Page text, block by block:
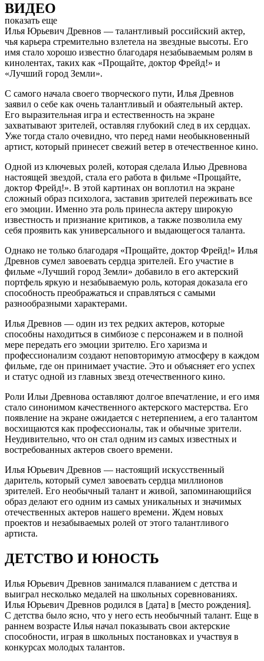
ВИДЕО
показать еще
Илья Юрьевич Древнов — талантливый российский актер,
чья карьера стремительно взлетела на звездные высоты. Его
имя стало хорошо известно благодаря незабываемым ролям в
кинолентах, таких как «Прощайте, доктор Фрейд!» и
«Лучший город Земли».
С самого начала своего творческого пути, Илья Древнов
заявил о себе как очень талантливый и обаятельный актер.
Его выразительная игра и естественность на экране
захватывают зрителей, оставляя глубокий след в их сердцах.
Уже тогда стало очевидно, что перед нами необыкновенный
артист, который принесет свежий ветер в отечественное кино.
Одной из ключевых ролей, которая сделала Илью Древнова
настоящей звездой, стала его работа в фильме «Прощайте,
доктор Фрейд!». В этой картинах он воплотил на экране
сложный образ психолога, заставив зрителей переживать все
его эмоции. Именно эта роль принесла актеру широкую
известность и признание критиков, а также позволила ему
себя проявить как универсального и выдающегося таланта.
Однако не только благодаря «Прощайте, доктор Фрейд!» Илья
Древнов сумел завоевать сердца зрителей. Его участие в
фильме «Лучший город Земли» добавило в его актерский
портфель яркую и незабываемую роль, которая доказала его
способность преображаться и справляться с самыми
разнообразными характерами.
Илья Древнов — один из тех редких актеров, которые
способны находиться в симбиозе с персонажем и в полной
мере передать его эмоции зрителю. Его харизма и
профессионализм создают неповторимую атмосферу в каждом
фильме, где он принимает участие. Это и объясняет его успех
и статус одной из главных звезд отечественного кино.
Роли Ильи Древнова оставляют долгое впечатление, и его имя
стало синонимом качественного актерского мастерства. Его
появление на экране ожидается с нетерпением, а его талантом
восхищаются как профессионалы, так и обычные зрители.
Неудивительно, что он стал одним из самых известных и
востребованных актеров своего времени.
Илья Юрьевич Древнов — настоящий искусственный
даритель, который сумел завоевать сердца миллионов
зрителей. Его необычный талант и живой, запоминающийся
образ делают его одним из самых уникальных и значимых
отечественных актеров нашего времени. Ждем новых
проектов и незабываемых ролей от этого талантливого
артиста.
ДЕТСТВО И ЮНОСТЬ
Илья Юрьевич Древнов занимался плаванием с детства и
выиграл несколько медалей на школьных соревнованиях.
Илья Юрьевич Древнов родился в [дата] в [место рождения].
С детства было ясно, что у него есть необычный талант. Еще в
раннем возрасте Илья начал показывать свои актерские
способности, играя в школьных постановках и участвуя в
конкурсах молодых талантов.